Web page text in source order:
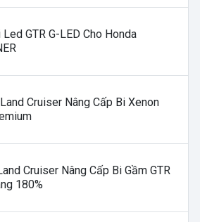
GTR G-LED Cho Honda
Cruiser Nâng Cấp Bi Xenon
Cruiser Nâng Cấp Bi Gầm GTR
180%